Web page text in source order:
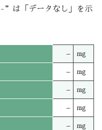
は「データなし」を示
– mg
– mg
– mg
– mg
– mg